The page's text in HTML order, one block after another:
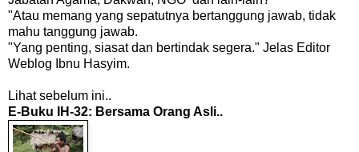
"Atau memang yang sepatutnya bertanggung jawab, tidak
mahu tanggung jawab.
"Yang penting, siasat dan bertindak segera." Jelas Editor
Weblog Ibnu Hasyim.
Lihat sebelum ini..
E-Buku IH-32: Bersama Orang Asli..